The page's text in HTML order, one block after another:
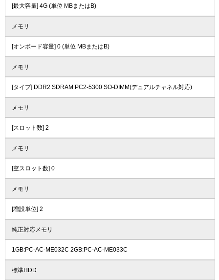
[最大容量] 4G (単位 MBまたはB)
メモリ
[オンボード容量] 0 (単位 MBまたはB)
メモリ
[タイプ] DDR2 SDRAM PC2-5300 SO-DIMM(デュアルチャネル対応)
メモリ
[スロット数] 2
メモリ
[空スロット数] 0
メモリ
[増設単位] 2
純正対応メモリ
1GB:PC-AC-ME032C 2GB:PC-AC-ME033C
標準HDD